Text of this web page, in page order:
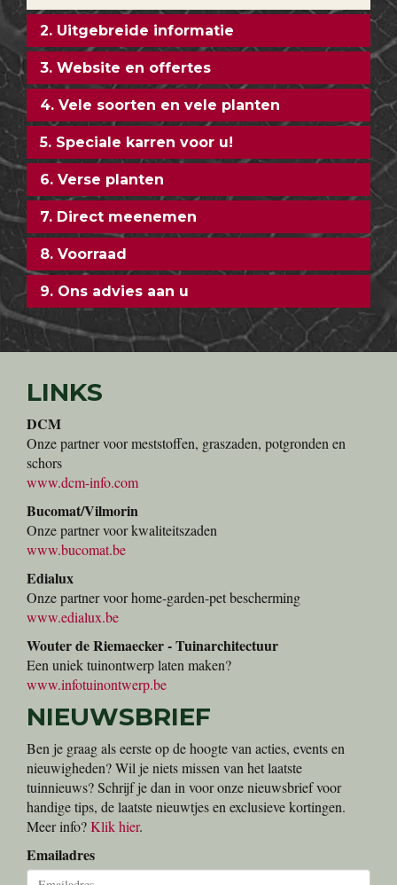
2. Uitgebreide informatie
3. Website en offertes
4. Vele soorten en vele planten
5. Speciale karren voor u!
6. Verse planten
7. Direct meenemen
8. Voorraad
9. Ons advies aan u
LINKS
DCM
Onze partner voor meststoffen, graszaden, potgronden en
schors
www.dcm-info.com
Bucomat/Vilmorin
Onze partner voor kwaliteitszaden
www.bucomat.be
Edialux
Onze partner voor home-garden-pet bescherming
www.edialux.be
Wouter de Riemaecker - Tuinarchitectuur
Een uniek tuinontwerp laten maken?
www.infotuinontwerp.be
NIEUWSBRIEF
Ben je graag als eerste op de hoogte van acties, events en
nieuwigheden? Wil je niets missen van het laatste
tuinnieuws? Schrijf je dan in voor onze nieuwsbrief voor
handige tips, de laatste nieuwtjes en exclusieve kortingen.
Meer info?Klik hier.
Emailadres